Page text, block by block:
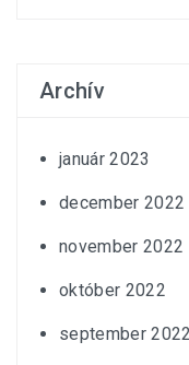
Archív
január 2023
december 2022
november 2022
október 2022
september 2022